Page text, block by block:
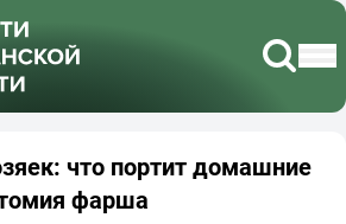
что портит домашние
фарша